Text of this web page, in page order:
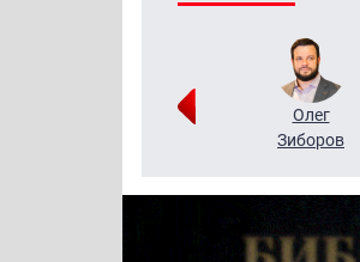
Олег
Зиборов